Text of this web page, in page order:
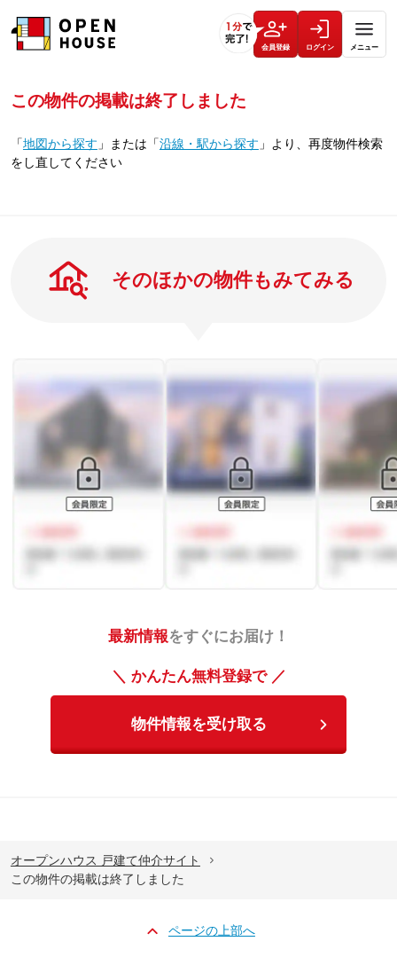
会員登録 ログイン メニュー
この物件の掲載は終了しました
「地図から探す 」 または 「沿線・駅から探す 」 より、再度物件検索
をし直してください
そのほかの物件もみてみる
最新情報をすぐにお届け！
＼ かんたん無料登録で ／
物件情報を受け取る
オープンハウス 戸建て仲介サイト
この物件の掲載は終了しました
ページの上部へ